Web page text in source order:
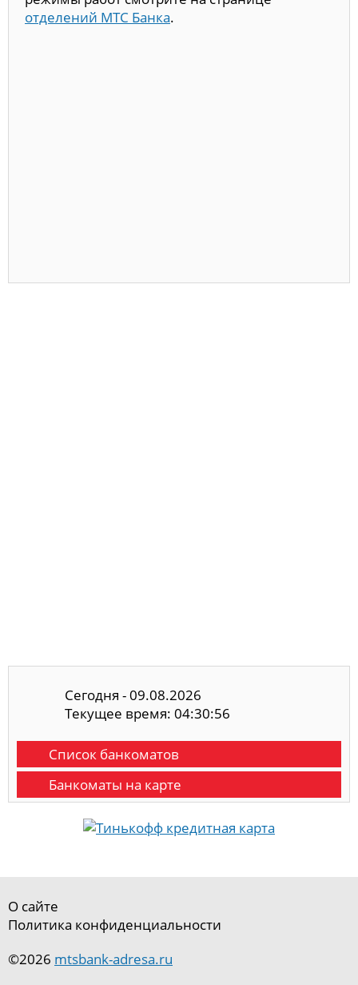
отделений МТС Банка.
Сегодня - 09.08.2026
Текущее время: 04:30:57
Список банкоматов
Банкоматы на карте
О сайте
Политика конфиденциальности
©2026 mtsbank-adresa.ru